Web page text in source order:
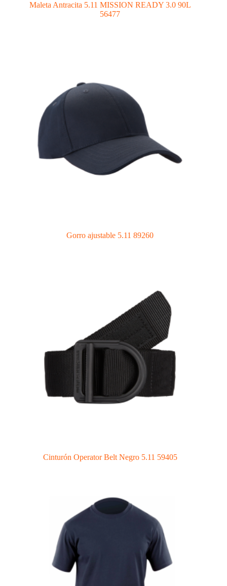
Maleta Antracita 5.11 MISSION READY 3.0 90L
56477
Gorro ajustable 5.11 89260
Cinturón Operator Belt Negro 5.11 59405